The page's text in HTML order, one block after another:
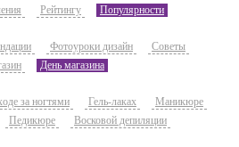
Рейтингу Популярности
Фотоуроки дизайн
Советы
День магазина
за ногтями Гель-лаках
Маникюре
Педикюре Восковой депиляции